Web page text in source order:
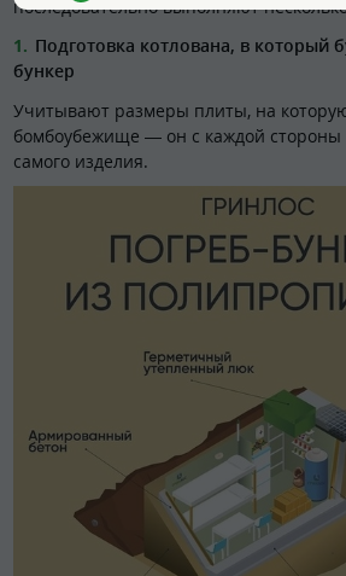
последовательно выполняют
Подготовка котлована, в который
бункер
Учитывают размеры плиты, на
бомбоубежище — он с каждой
самого изделия.